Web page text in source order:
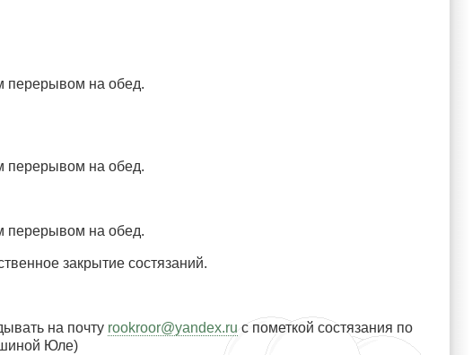
перерывом на обед.
перерывом на обед.
перерывом на обед.
закрытие состязаний.
на почту rookroor@yandex.ruc пометкой состязания по
Юле)